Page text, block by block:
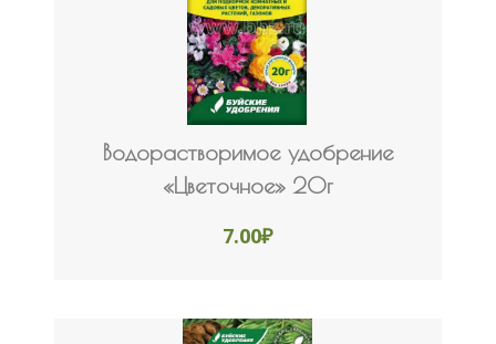
Водорастворимое удобрение
«Цветочное» 20г
7.00₽